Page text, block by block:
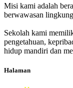
Misi kami adalah
berwawasan
Sekolah kami
pengetahuan,
hidup mandiri dan
Halaman